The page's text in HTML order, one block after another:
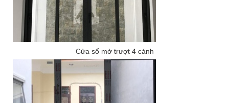
Cửa sổ mở trượt 4 cánh